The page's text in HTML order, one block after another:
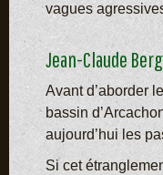
vagues
Jean-Claude
Avant d’aborder
bassin
aujourd’hui les
Si cet